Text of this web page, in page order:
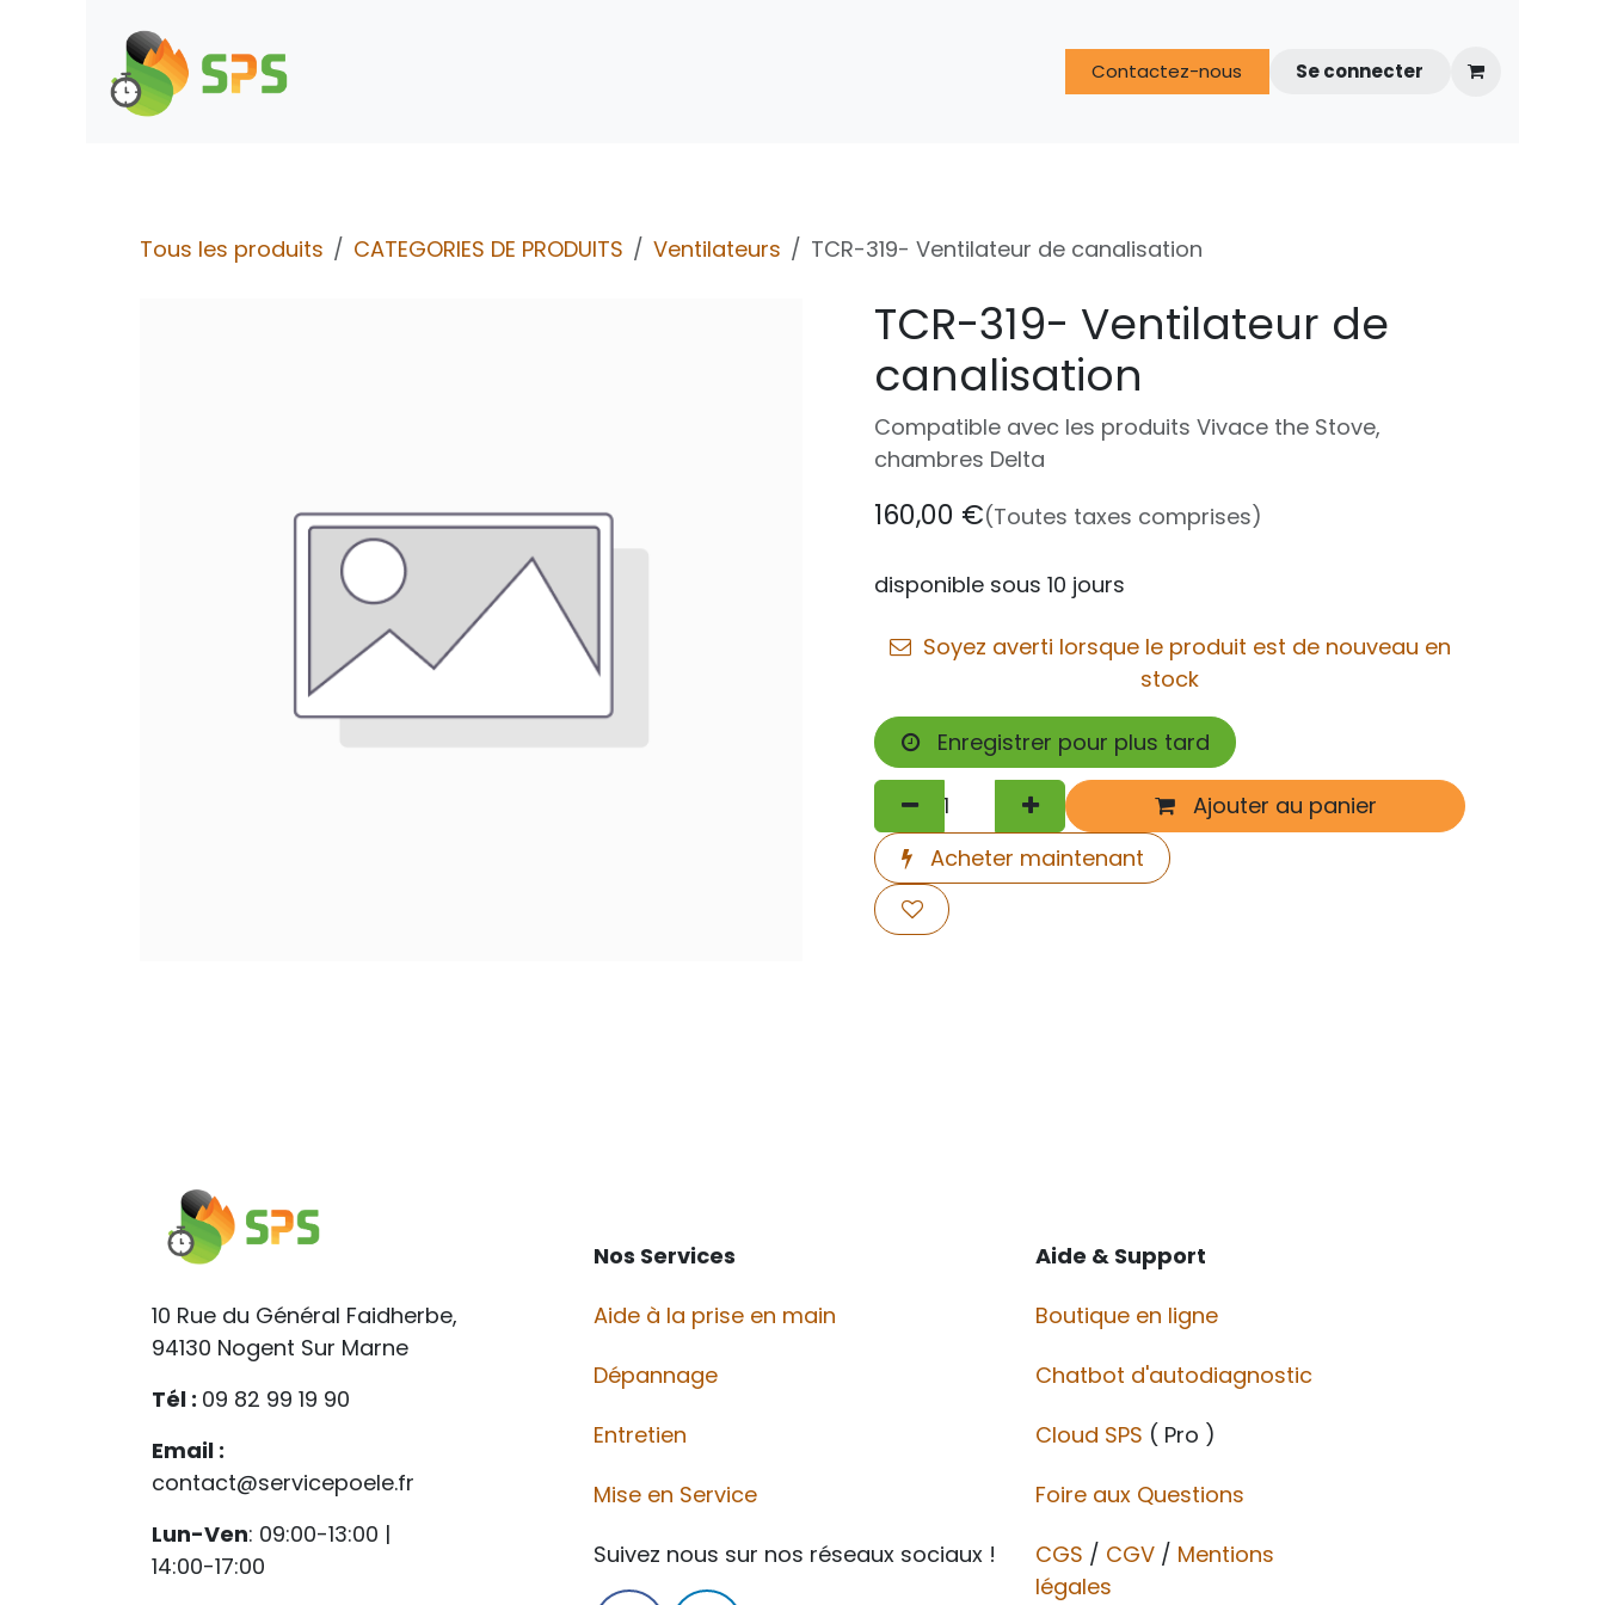
FAQ Espace techniciens
Contactez-nous Se connecter
Tous les produits CATEGORIES DE PRODUITS Ventilateurs TCR-319- Ventilateur de canalisation
TCR-319- Ventilateur de
canalisation
Compatible avec les produits Vivace the Stove,
chambres Delta
160,00 €(Toutes taxes comprises)
disponible sous 10 jours
Soyez averti lorsque le produit est de nouveau en
stock
Enregistrer pour plus tard
Ajouter au panier
Acheter maintenant
Aide & Support
Aide à la prise en main
Dépannage
Entretien
Mise en Service
Nos Services
Foire aux Questions
Boutique en ligne
Chatbot d'autodiagnostic
Cloud SPS ( Pro )
10 Rue du Général Faidherbe,
94130 Nogent Sur Marne
Tél : 09 82 99 19 90
Email :
contact@servicepoele.fr
Lun-Ven: 09:00-13:00 |
14:00-17:00
Suivez nous sur nos réseaux sociaux ! CGS / CGV​​ / Mentions
légales